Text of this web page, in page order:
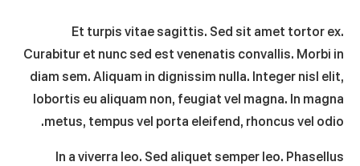
Et turpis vitae sagittis. Sed sit amet tortor ex.
Curabitur et nunc sed est venenatis convallis. Morbi in
diam sem. Aliquam in dignissim nulla. Integer nisl elit,
lobortis eu aliquam non, feugiat vel magna. In magna
metus, tempus vel porta eleifend, rhoncus vel odio.
In a viverra leo. Sed aliquet semper leo. Phasellus